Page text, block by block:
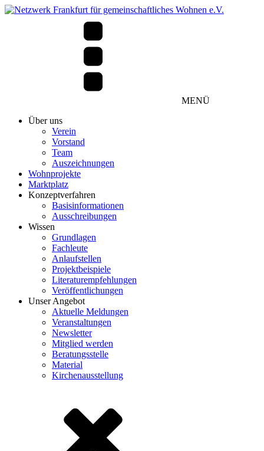
MENÜ
Über uns
Verein
Vorstand
Team
Auszeichnungen
Wohnprojekte
Marktplatz
Konzeptverfahren
Basisinformationen
Ausschreibungen
Wissen
Grundlagen
Fachleute
Anlaufstellen
Projektbeispiele
Literaturempfehlungen
Veröffentlichungen
Unser Angebot
Aktuelle Meldungen
Veranstaltungen
Newsletter
Mitglied werden
Beratungsstelle
Material
Kirchenausstellung